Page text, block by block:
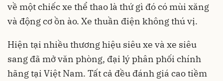
về một chiếc xe thể thao là thứ gì đó có mùi xăng
và động cơ ồn ào. Xe thuần điện không thú vị.
Hiện tại nhiều thương hiệu siêu xe và xe siêu
sang đã mở văn phòng, đại lý phân phối chính
hãng tại Việt Nam. Tất cả đều đánh giá cao tiềm